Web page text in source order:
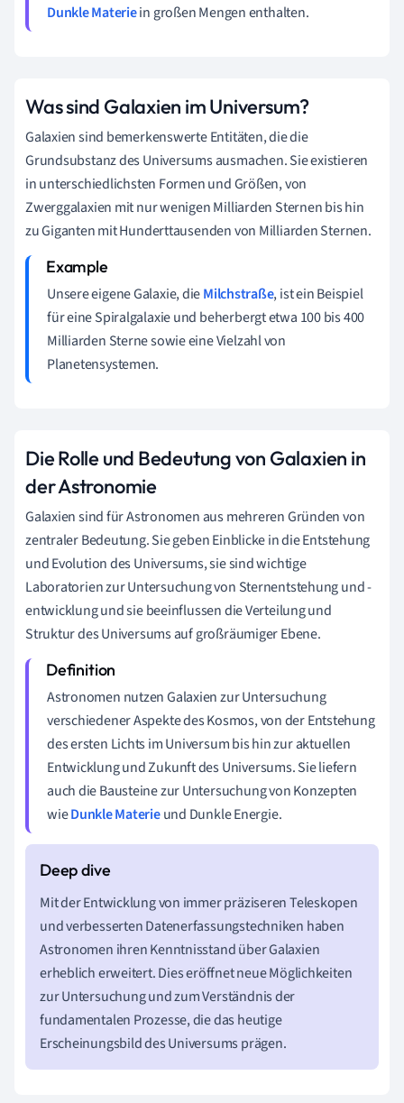
Dunkle Materiein großen Mengen enthalten.
Was sind Galaxien im Universum?
Galaxien sind bemerkenswerte Entitäten, die die
Grundsubstanz des Universums ausmachen. Sie existieren
in unterschiedlichsten Formen und Größen, von
Zwerggalaxien mit nur wenigen Milliarden Sternen bis hin
zu Giganten mit Hunderttausenden von Milliarden Sternen.
Unsere eigene Galaxie, dieMilchstraße, ist ein Beispiel
für eine Spiralgalaxie und beherbergt etwa 100 bis 400
Milliarden Sterne sowie eine Vielzahl von
Planetensystemen.
Die Rolle und Bedeutung von Galaxien in
der Astronomie
Galaxien sind für Astronomen aus mehreren Gründen von
zentraler Bedeutung. Sie geben Einblicke in die Entstehung
und Evolution des Universums, sie sind wichtige
Laboratorien zur Untersuchung von Sternentstehung und -
entwicklung und sie beeinflussen die Verteilung und
Struktur des Universums auf großräumiger Ebene.
Astronomen nutzen Galaxien zur Untersuchung
verschiedener Aspekte des Kosmos, von der Entstehung
des ersten Lichts im Universum bis hin zur aktuellen
Entwicklung und Zukunft des Universums. Sie liefern
auch die Bausteine zur Untersuchung von Konzepten
wieDunkle Materieund Dunkle Energie.
Mit der Entwicklung von immer präziseren Teleskopen
und verbesserten Datenerfassungstechniken haben
Astronomen ihren Kenntnisstand über Galaxien
erheblich erweitert. Dies eröffnet neue Möglichkeiten
zur Untersuchung und zum Verständnis der
fundamentalen Prozesse, die das heutige
Erscheinungsbild des Universums prägen.